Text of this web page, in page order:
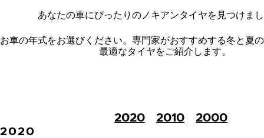
あなたの車にぴったりのノキアンタイヤを見つけま
お車の年式をお選びください。 専門家がおすすめする冬と夏
最適なタイヤをご紹介します。
2020 2010 2000
2020